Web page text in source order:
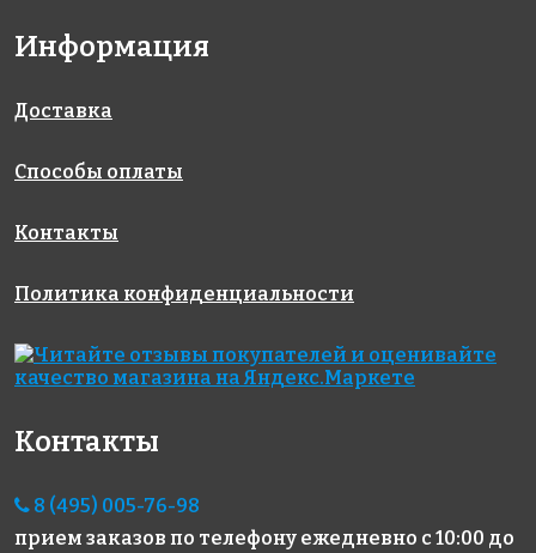
4165 руб./м²
313x495
5593 руб./м²
AKE015
Испания
313x495
AKE184
Испания
313x495
AKE042
Испания
313x495
Информация
Доставка
Способы оплаты
Контакты
Политика конфиденциальности
Контакты
8 (495) 005-76-98
прием заказов по телефону ежедневно с 10:00 до